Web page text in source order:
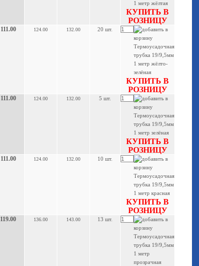
КУПИТЬ В
РОЗНИЦУ
111.00 124.00 132.00 20 шт.
КУПИТЬ В
РОЗНИЦУ
111.00 124.00 132.00 5 шт.
КУПИТЬ В
РОЗНИЦУ
111.00 124.00 132.00 10 шт.
КУПИТЬ В
РОЗНИЦУ
119.00 136.00 143.00 13 шт.